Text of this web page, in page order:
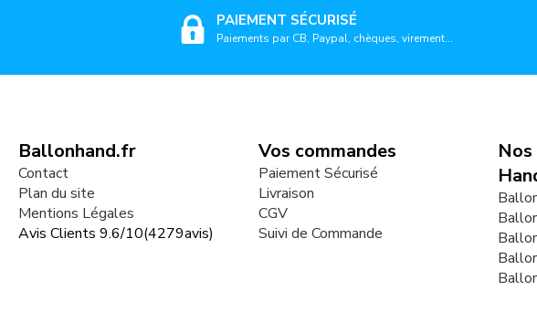
PAIEMENT SÉCURISÉ
Paiements par CB, Paypal, chèques, virement...
Ballonhand.fr
Contact
Plan du site
Mentions Légales
Avis Clients 9.6/10(4279avis)
Vos commandes
Paiement Sécurisé
Livraison
CGV
Suivi de Commande